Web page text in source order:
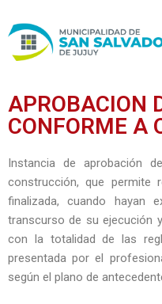
al
APROBACION
CONFORME A
Instancia de aprobación
construcción, que permite
finalizada, cuando hayan
transcurso de su ejecución
con la totalidad de las
presentada por el
según el plano de